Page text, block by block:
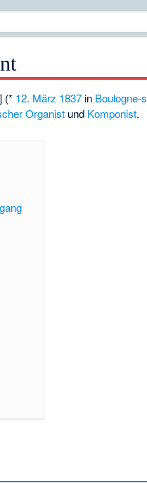
(* 12. März 1837 in Boulogne-
Organist und Komponist.